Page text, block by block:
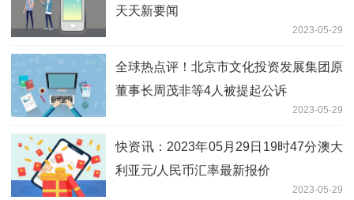
天天新要闻
2023-05-29
全球热点评！北京市文化投资发展集团原
董事长周茂非等4人被提起公诉
2023-05-29
快资讯：2023年05月29日19时47分澳大
利亚元/人民币汇率最新报价
2023-05-29